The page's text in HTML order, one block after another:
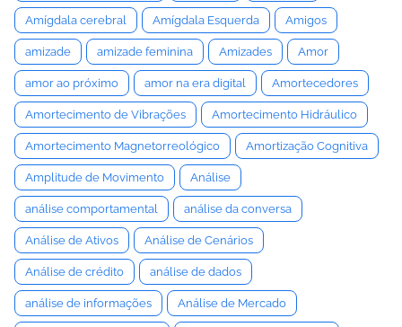
Amígdala cerebral Amígdala Esquerda Amigos
amizade amizade feminina Amizades Amor
amor ao próximo amor na era digital Amortecedores
Amortecimento de Vibrações Amortecimento Hidráulico
Amortecimento Magnetorreológico Amortização Cognitiva
Amplitude de Movimento Análise
análise comportamental análise da conversa
Análise de Ativos Análise de Cenários
Análise de crédito análise de dados
análise de informações Análise de Mercado